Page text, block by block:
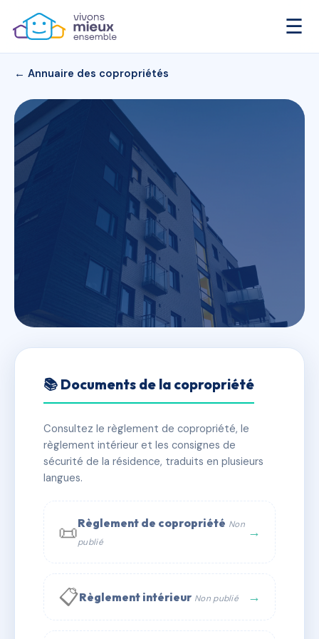
☰
← Annuaire des copropriétés
VILLAMEDIA 3
✓ Immatriculée 🏠 55 lots 🏗 1 bâtiment(s)
📞 Contacter Syndic Digital
📚 Documents de la copropriété
Consultez le règlement de copropriété, le
règlement intérieur et les consignes de
sécurité de la résidence, traduits en plusieurs
langues.
📜Règlement de copropriété Non
publié
→
📋Règlement intérieur Non publié →